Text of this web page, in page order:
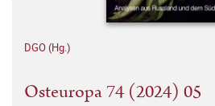
DGO (Hg.)
Osteuropa 74 (2024) 05